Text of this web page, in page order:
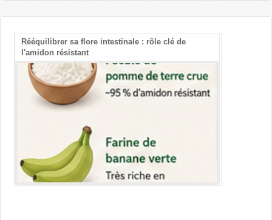
Rééquilibrer sa flore intestinale : rôle clé de
l'amidon résistant